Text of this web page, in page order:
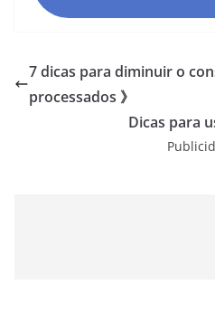
7 dicas para diminuir o
processados 》
Dicas para